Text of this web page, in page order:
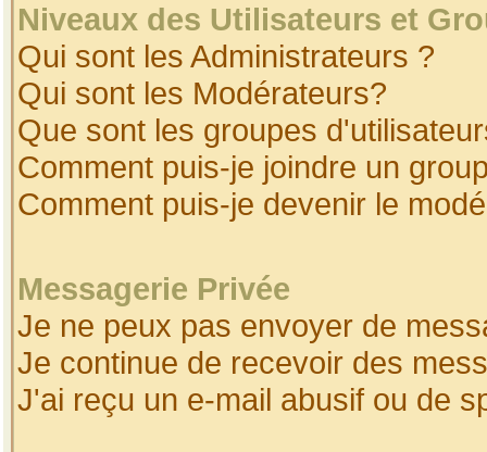
Niveaux des Utilisateurs et
Qui sont les Administrateurs ?
Qui sont les Modérateurs?
Que sont les groupes
Comment puis-je joindre un
Comment puis-je devenir le
Messagerie Privée
Je ne peux pas envoyer de
Je continue de recevoir des
J'ai reçu un e-mail abusif ou de